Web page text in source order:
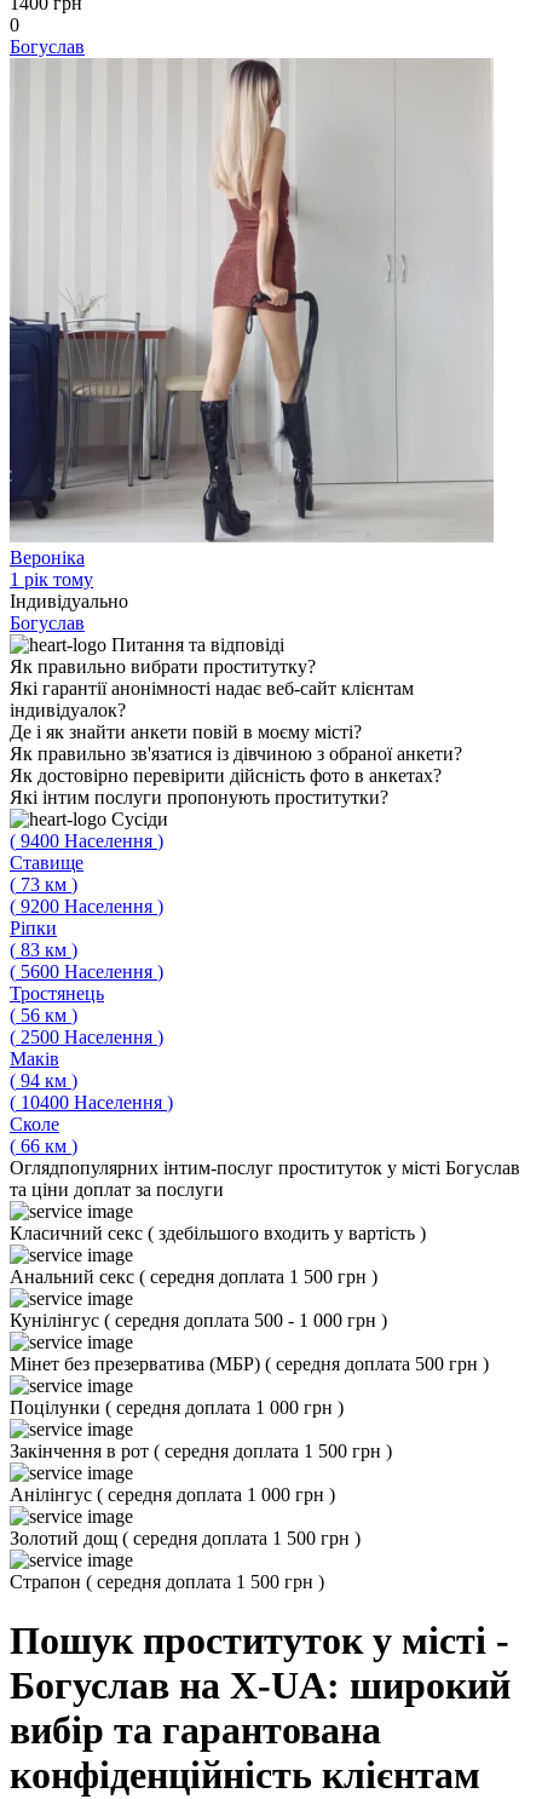
0
Богуслав
Вероніка
1 рік тому
Індивідуально
Богуслав
Питання та відповіді
Як правильно вибрати проститутку?
Які гарантії анонімності надає веб-сайт клієнтам
індивідуалок?
Де і як знайти анкети повій в моєму місті?
Як правильно зв'язатися із дівчиною з обраної анкети?
Як достовірно перевірити дійсність фото в анкетах?
Які інтим послуги пропонують проститутки?
Сусіди
( 9400 Населення )
Ставище
( 73 км )
( 9200 Населення )
Ріпки
( 83 км )
( 5600 Населення )
Тростянець
( 56 км )
( 2500 Населення )
Маків
( 94 км )
( 10400 Населення )
Сколе
( 66 км )
Оглядпопулярних інтим-послуг проституток у місті Богуслав
та ціни доплат за послуги
Класичний секс ( здебільшого входить у вартість )
Анальний секс ( середня доплата 1 500 грн )
Кунілінгус ( середня доплата 500 - 1 000 грн )
Мінет без презерватива (МБР) ( середня доплата 500 грн )
Поцілунки ( середня доплата 1 000 грн )
Закінчення в рот ( середня доплата 1 500 грн )
Анілінгус ( середня доплата 1 000 грн )
Золотий дощ ( середня доплата 1 500 грн )
Страпон ( середня доплата 1 500 грн )
Пошук проституток у місті -
Богуслав на X-UA: широкий
вибір та гарантована
конфіденційність клієнтам